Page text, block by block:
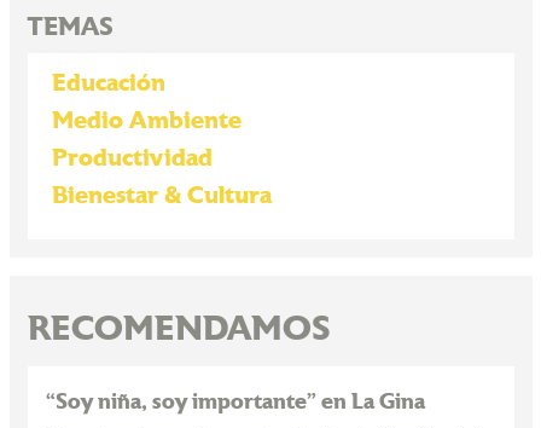
TEMAS
Educación
Medio Ambiente
Productividad
Bienestar & Cultura
RECOMENDAMOS
“Soy niña, soy importante” en La Gina